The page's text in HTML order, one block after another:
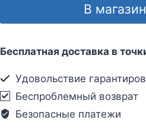
В магазин
Бесплатная доставка в
Удовольствие
Беспроблемный возврат
Безопасные платежи